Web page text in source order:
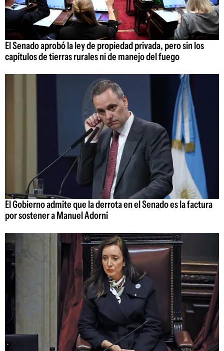
El Senado aprobó la ley de propiedad privada, pero sin los
capítulos de tierras rurales ni de manejo del fuego
El Gobierno admite que la derrota en el Senado es la factura
por sostener a Manuel Adorni